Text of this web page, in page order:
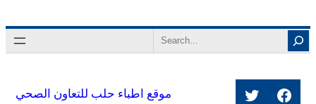
to
content
Search
موقع اطباء حلب للتعاون الصحي Twitter